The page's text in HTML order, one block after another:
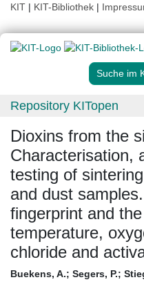
KIT | KIT-Bibliothek |
Suche im
Repository KITopen
Dioxins from the
Characterisation,
testing of
and dust
fingerprint and
temperature,
chloride and
Buekens, A.; Segers, P.;